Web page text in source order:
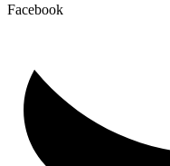
Facebook